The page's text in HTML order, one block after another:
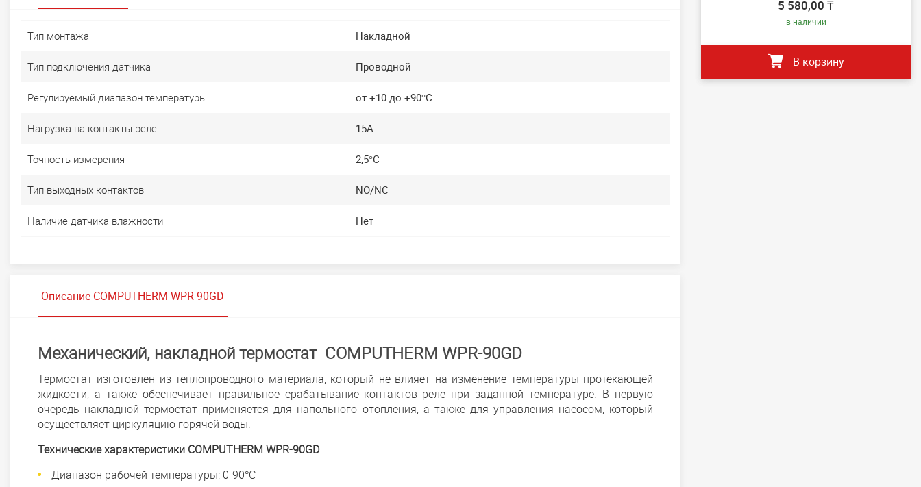
Тип монтажа Накладной
Тип подключения датчика Проводной
Регулируемый диапазон температуры от +10 до +90°C
Нагрузка на контакты реле 15A
Точность измерения 2,5°C
Тип выходных контактов NO/NC
Наличие датчика влажности Нет
Описание COMPUTHERM WPR-90GD
Механический, накладной термостат COMPUTHERM WPR-90GD
Термостат изготовлен из теплопроводного материала, который не влияет на изменение температуры протекающей
жидкости, а также обеспечивает правильное срабатывание контактов реле при заданной температуре. В первую
очередь накладной термостат применяется для напольного отопления, а также для управления насосом, который
осуществляет циркуляцию горячей воды.
Технические характеристики COMPUTHERM WPR-90GD
Диапазон рабочей температуры: 0-90°C
5 580,00 ₸
в наличии
В корзину